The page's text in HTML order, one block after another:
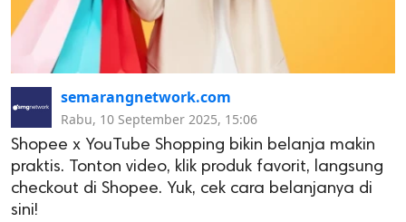
semarangnetwork.com
Rabu, 10 September 2025, 15:06
Shopee x YouTube Shopping bikin belanja makin
praktis. Tonton video, klik produk favorit, langsung
checkout di Shopee. Yuk, cek cara belanjanya di
sini!